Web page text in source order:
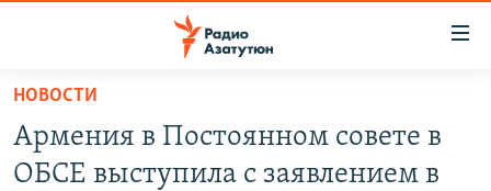
Перейти
основному
содержанию
НОВОСТИ
НОВОСТИ
Армения в Постоянном совете в
ОБСЕ выступила с заявлением в